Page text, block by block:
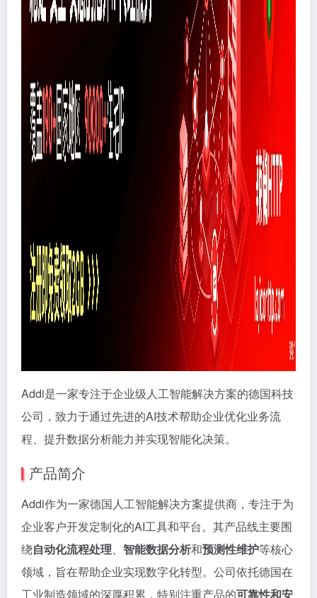
Addi是一家专注于企业级人工智能解决方案的德国科技
公司，致力于通过先进的AI技术帮助企业优化业务流
程、提升数据分析能力并实现智能化决策。
产品简介
Addi作为一家德国人工智能解决方案提供商，专注于为
企业客户开发定制化的AI工具和平台。其产品线主要围
绕自动化流程处理、 智能数据分析和预测性维护等核心
领域，旨在帮助企业实现数字化转型。公司依托德国在
工业制造领域的深厚积累，特别注重产品的可靠性和安